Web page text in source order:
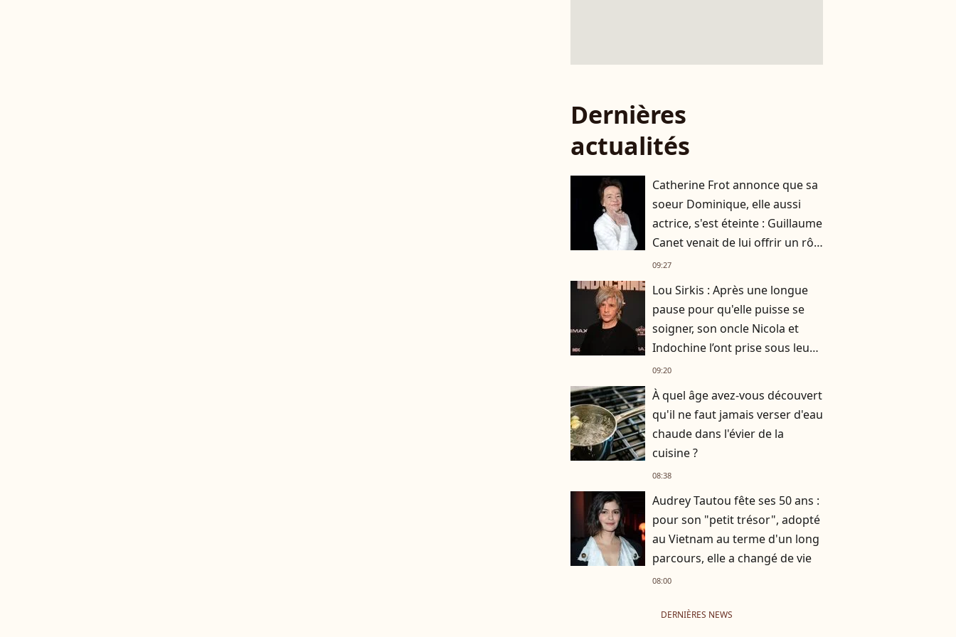
Dernières
actualités
Catherine Frot annonce que sa
soeur Dominique, elle aussi
actrice, s'est éteinte : Guillaume
Canet venait de lui offrir un rôle
dans son film avec Marion
09:27
Lou Sirkis : Après une longue
pause pour qu'elle puisse se
soigner, son oncle Nicola et
Indochine l’ont prise sous leur
aile
09:20
À quel âge avez-vous découvert
qu'il ne faut jamais verser d'eau
chaude dans l'évier de la
cuisine ?
08:38
Audrey Tautou fête ses 50 ans :
pour son "petit trésor", adopté
au Vietnam au terme d'un long
parcours, elle a changé de vie
08:00
DERNIÈRES NEWS